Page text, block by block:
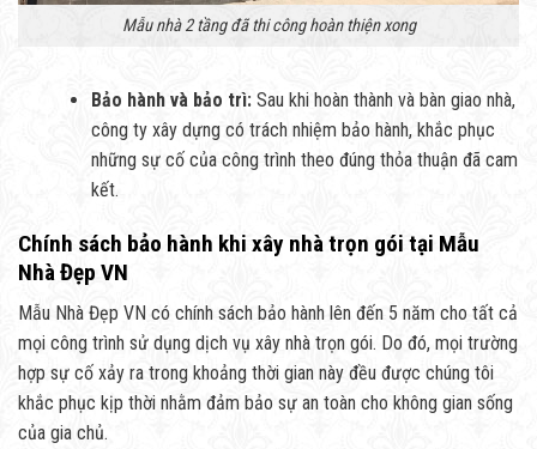
Mẫu nhà 2 tầng đã thi công hoàn thiện xong
Bảo hành và bảo trì:Sau khi hoàn thành và bàn giao nhà,
công ty xây dựng có trách nhiệm bảo hành, khắc phục
những sự cố của công trình theo đúng thỏa thuận đã cam
kết.
Chính sách bảo hành khi xây nhà trọn gói tại Mẫu
Nhà Đẹp VN
Mẫu Nhà Đẹp VN có chính sách bảo hành lên đến 5 năm cho tất cả
mọi công trình sử dụng dịch vụ xây nhà trọn gói. Do đó, mọi trường
hợp sự cố xảy ra trong khoảng thời gian này đều được chúng tôi
khắc phục kịp thời nhằm đảm bảo sự an toàn cho không gian sống
của gia chủ.